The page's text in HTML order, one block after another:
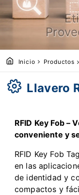
Inicio Productos
Llavero
RFID Key Fob –
conveniente y
RFID Key Fob
en las
de identidad y
compactos y